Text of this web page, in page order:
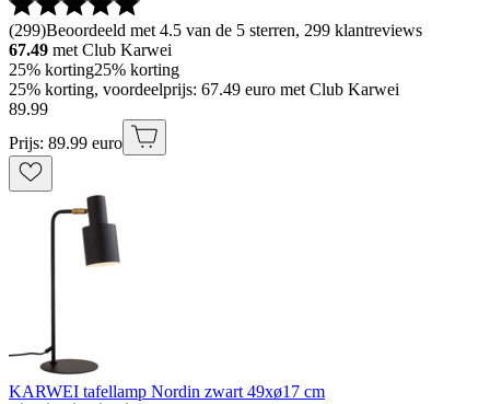
(299)Beoordeeld met 4.5 van de 5 sterren, 299 klantreviews
67.49 met Club Karwei
25% korting25% korting
25% korting, voordeelprijs: 67.49 euro met Club Karwei
89.99
Prijs: 89.99 euro
KARWEI tafellamp Nordin zwart 49xø17 cm